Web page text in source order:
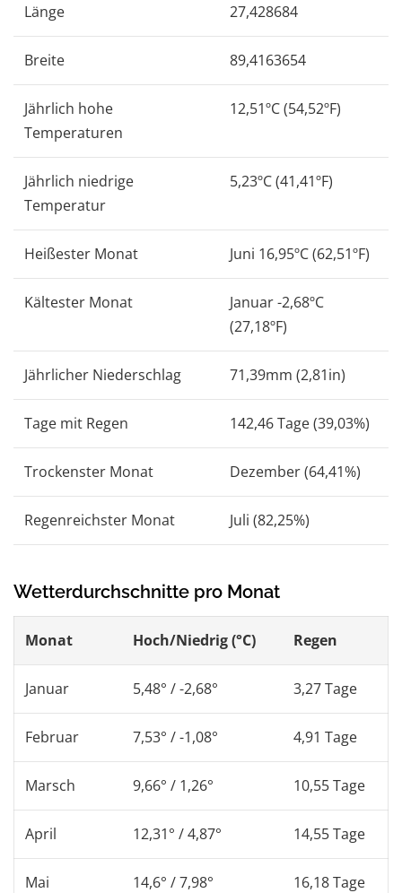
Länge 27,428684
Breite 89,4163654
Jährlich hohe
Temperaturen
12,51ºC (54,52ºF)
Jährlich niedrige
Temperatur
5,23ºC (41,41ºF)
Heißester Monat Juni 16,95ºC (62,51ºF)
Kältester Monat
Januar -2,68ºC
(27,18ºF)
Jährlicher Niederschlag 71,39mm (2,81in)
Tage mit Regen 142,46 Tage (39,03%)
Trockenster Monat Dezember (64,41%)
Regenreichster Monat Juli (82,25%)
Wetterdurchschnitte pro Monat
Monat Hoch/Niedrig (°C) Regen
Januar 5,48° / -2,68° 3,27 Tage
Februar 7,53° / -1,08° 4,91 Tage
Marsch 9,66° / 1,26° 10,55 Tage
April 12,31° / 4,87° 14,55 Tage
Mai 14,6° / 7,98° 16,18 Tage